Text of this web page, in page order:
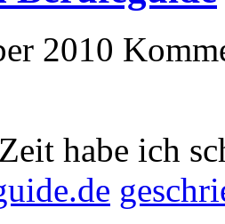
2010
habe ich